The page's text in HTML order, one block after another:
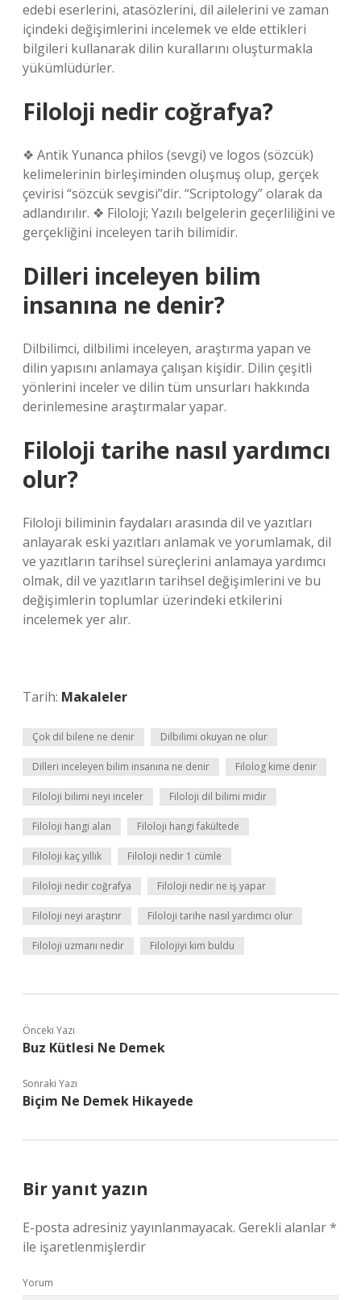
edebi eserlerini, atasözlerini, dil ailelerini ve zaman
içindeki değişimlerini incelemek ve elde ettikleri
bilgileri kullanarak dilin kurallarını oluşturmakla
yükümlüdürler.
Filoloji nedir coğrafya?
❖ Antik Yunanca philos (sevgi) ve logos (sözcük)
kelimelerinin birleşiminden oluşmuş olup, gerçek
çevirisi “sözcük sevgisi”dir. “Scriptology” olarak da
adlandırılır. ❖ Filoloji; Yazılı belgelerin geçerliliğini ve
gerçekliğini inceleyen tarih bilimidir.
Dilleri inceleyen bilim
insanına ne denir?
Dilbilimci, dilbilimi inceleyen, araştırma yapan ve
dilin yapısını anlamaya çalışan kişidir. Dilin çeşitli
yönlerini inceler ve dilin tüm unsurları hakkında
derinlemesine araştırmalar yapar.
Filoloji tarihe nasıl yardımcı
olur?
Filoloji biliminin faydaları arasında dil ve yazıtları
anlayarak eski yazıtları anlamak ve yorumlamak, dil
ve yazıtların tarihsel süreçlerini anlamaya yardımcı
olmak, dil ve yazıtların tarihsel değişimlerini ve bu
değişimlerin toplumlar üzerindeki etkilerini
incelemek yer alır.
Tarih: Makaleler
Çok dil bilene ne denir Dilbilimi okuyan ne olur
Dilleri inceleyen bilim insanına ne denir Filolog kime denir
Filoloji bilimi neyi inceler Filoloji dil bilimi midir
Filoloji hangi alan Filoloji hangi fakültede
Filoloji kaç yıllık Filoloji nedir 1 cümle
Filoloji nedir coğrafya Filoloji nedir ne iş yapar
Filoloji neyi araştırır Filoloji tarihe nasıl yardımcı olur
Filoloji uzmanı nedir Filolojiyi kim buldu
Önceki Yazı
Buz Kütlesi Ne Demek
Sonraki Yazı
Biçim Ne Demek Hikayede
Bir yanıt yazın
E-posta adresiniz yayınlanmayacak. Gerekli alanlar*
ile işaretlenmişlerdir
Yorum